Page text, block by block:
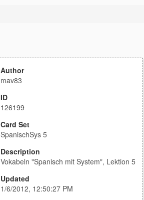
Author
mav83
ID
126199
Card Set
SpanischSys 5
Description
Vokabeln "Spanisch mit System", Lektion 5
Updated
1/6/2012, 12:50:27 PM